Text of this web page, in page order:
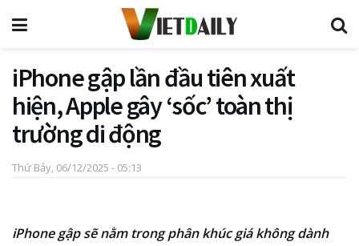
iPhone gập lần đầu tiên xuất
hiện, Apple gây ‘sốc’ toàn thị
trường di động
Thứ Bảy, 06/12/2025 - 05:13
iPhone gập sẽ nằm trong phân khúc giá không dành